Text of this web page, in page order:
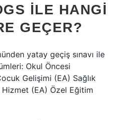
ILE HANGI
GEÇER?
yatay geçiş sınavı ile
Okul Öncesi
Gelişimi (EA) Sağlık
(EA) Özel Eğitim